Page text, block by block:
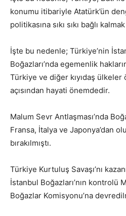
konumu itibariyle Atatürk’ün
politikasına sıkı sıkı bağlı
İşte bu nedenle; Türkiye’nin
Boğazları’nda egemenlik
Türkiye ve diğer kıyıdaş
açısından hayati önemdedir.
Malum Sevr Antlaşması’nda
Fransa, İtalya ve Japonya’dan
bırakılmıştı.
Türkiye Kurtuluş Savaşı’nı
İstanbul Boğazları’nın kontrolü
Boğazlar Komisyonu’na